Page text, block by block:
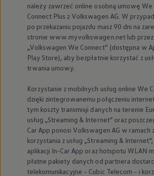
należy zawrzeć online osobną umowę
Connect Plus z Volkswagen AG. W
po przekazaniu pojazdu masz 90 dni na
stronie www.myvolkswagen.net lub przez
„Volkswagen We Connect” (dostępna w
Play Store), aby bezpłatnie korzystać z
trwania umowy.
Korzystanie z mobilnych usług online We
dzięki zintegrowanemu połączeniu
tym koszty transmisji danych na terenie
usług „Streaming & Internet” oraz
Car App ponosi Volkswagen AG w ramach
korzystania z usług „Streaming &
aplikacji In-Car App oraz hotspotu WLAN
płatne pakiety danych od partnera
telekomunikacyjne – Cubic Telecom – i